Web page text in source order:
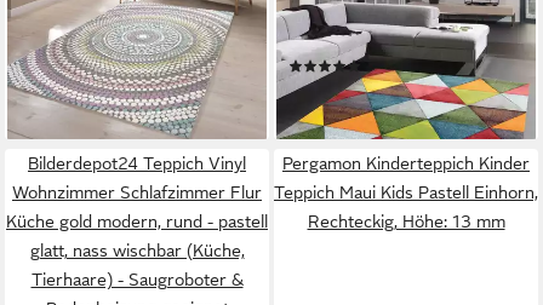
ab 39,00 €
lieferbar - in 3-4 Werktagen bei dir
orange grün rot, rechteckig,
Höhe: 13 mm
(1)
ab 19,00 €
lieferbar - in 3-4 Werktagen bei dir
Bilderdepot24 Teppich Vinyl
Wohnzimmer Schlafzimmer Flur
Küche gold modern, rund - pastell
glatt, nass wischbar (Küche,
Tierhaare) - Saugroboter &
Pergamon Kinderteppich Kinder
Teppich Maui Kids Pastell Einhorn,
Rechteckig, Höhe: 13 mm